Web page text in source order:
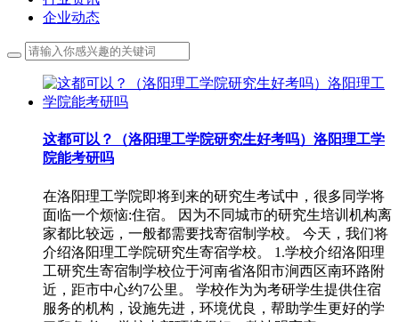
企业动态
这都可以？（洛阳理工学院研究生好考吗）洛阳理工学
院能考研吗
在洛阳理工学院即将到来的研究生考试中，很多同学将
面临一个烦恼:住宿。 因为不同城市的研究生培训机构离
家都比较远，一般都需要找寄宿制学校。 今天，我们将
介绍洛阳理工学院研究生寄宿学校。 1.学校介绍洛阳理
工研究生寄宿制学校位于河南省洛阳市涧西区南环路附
近，距市中心约7公里。 学校作为为考研学生提供住宿
服务的机构，设施先进，环境优良，帮助学生更好的学